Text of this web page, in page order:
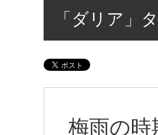
「ダリア」
梅雨の時